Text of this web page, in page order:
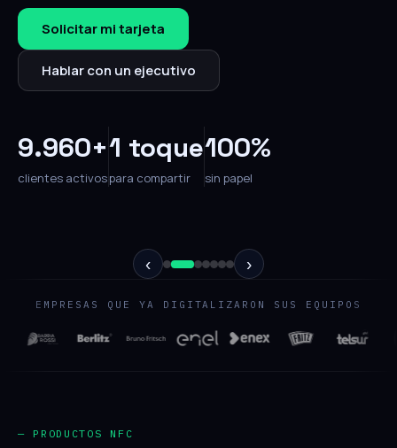
Solicitar mi tarjeta
Hablar con un ejecutivo
9.960+
clientes activos
1 toque
para compartir
100%
sin papel
‹ ›
EMPRESAS QUE YA DIGITALIZARON SUS EQUIPOS
— PRODUCTOS NFC